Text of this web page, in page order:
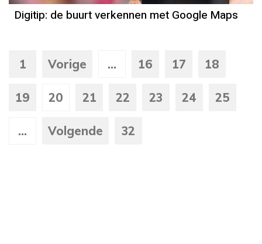
Digitip: de buurt verkennen met Google Maps
1 Vorige ... 16 17 18
19 20 21 22 23 24 25
... Volgende 32